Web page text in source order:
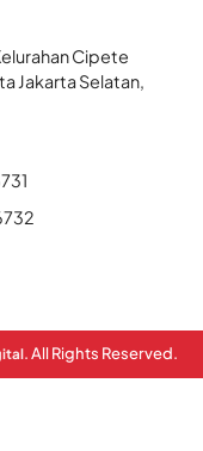
Cipete
Jakarta Selatan,
. All Rights Reserved.